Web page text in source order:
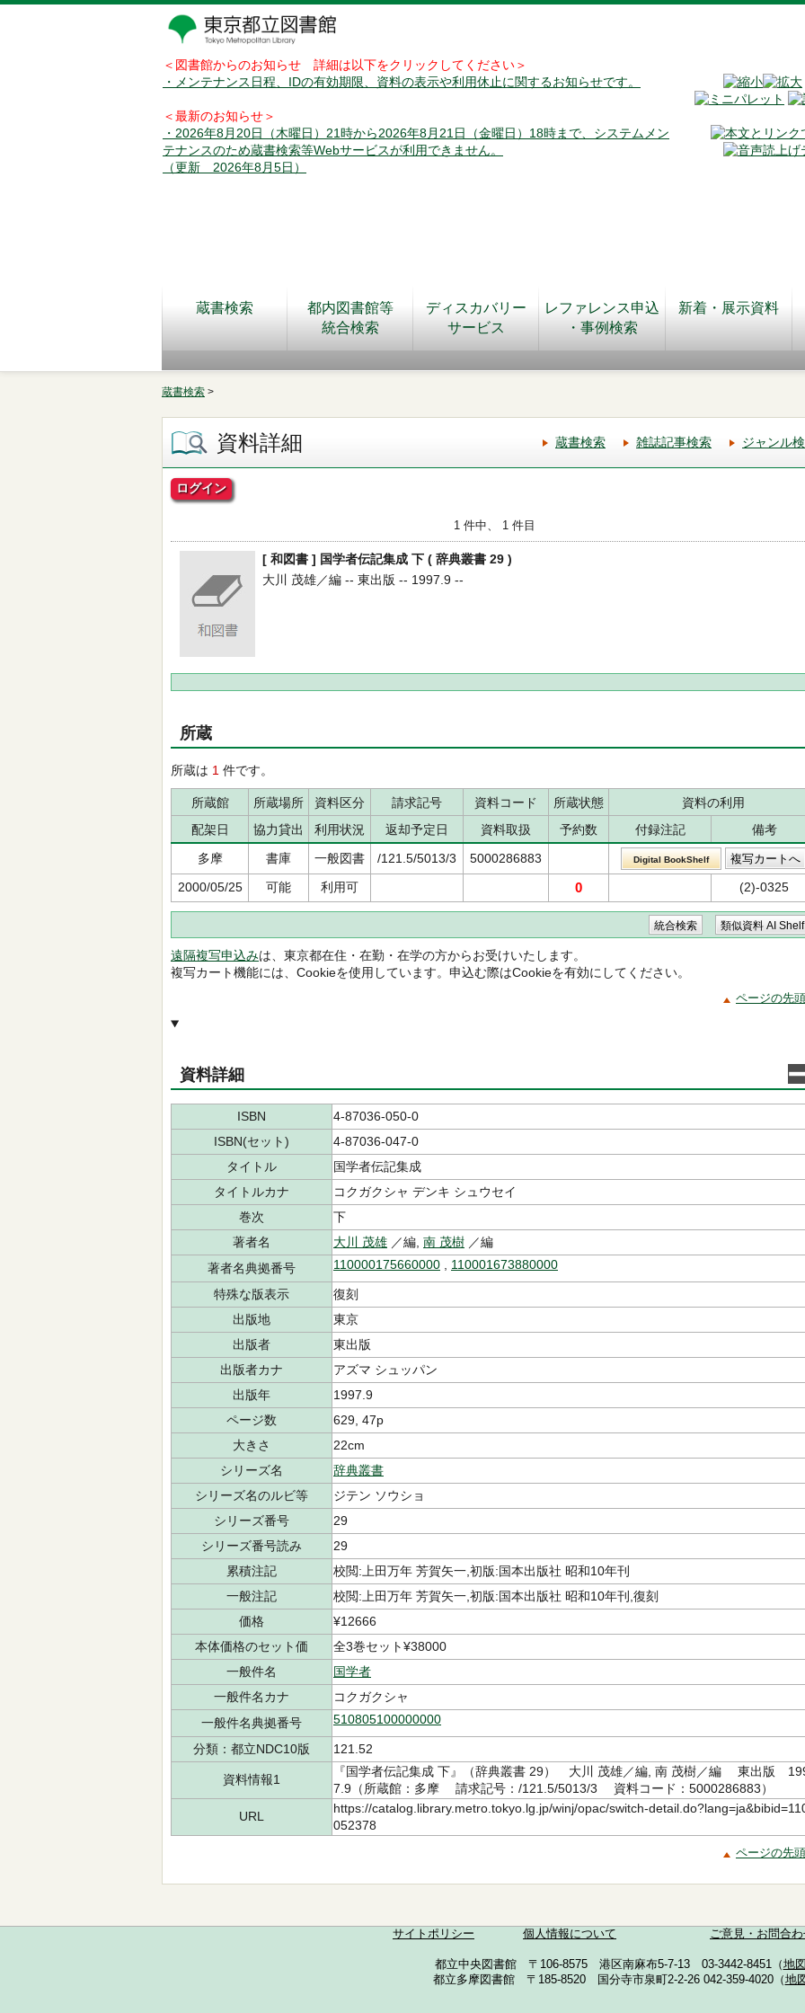
＜図書館からのお知らせ 詳細は以下をクリックしてください＞
・メンテナンス日程、IDの有効期限、資料の表示や利用休止に関するお知らせです。
＜最新のお知らせ＞
・2026年8月20日（木曜日）21時から2026年8月21日（金曜日）18時まで、システムメン
テナンスのため蔵書検索等Webサービスが利用できません。
（更新 2026年8月5日）
蔵書検索
都内図書館等
統合検索
ディスカバリー
サービス
レファレンス申込
・事例検索
新着・展示資料
蔵書検索 >
資料詳細 蔵書検索 雑誌記事検索 ジャンル
ログイン
1 件中、 1 件目
[ 和図書 ] 国学者伝記集成 下 ( 辞典叢書 29 )
大川 茂雄／編 -- 東出版 -- 1997.9 --
所蔵
所蔵は 1 件です。
所蔵館 所蔵場所 資料区分 請求記号 資料コード 所蔵状態
資料の利用
配架日
協力貸出 利用状況 返却予定日 資料取扱 予約数 付録注記
備考
多摩
書庫 一般図書 /121.5/5013/3 5000286883 Digital BookShelf
2000/05/25 可能 利用可 0 (2)-0325
遠隔複写申込みは、東京都在住・在勤・在学の方からお受けいたします。
複写カート機能には、Cookieを使用しています。申込む際はCookieを有効にしてください。
ページの先
資料詳細
ISBN
4-87036-050-0
ISBN(セット)
4-87036-047-0
タイトル
国学者伝記集成
タイトルカナ
コクガクシャ デンキ シュウセイ
巻次
下
著者名
大川 茂雄 ／編, 南 茂樹 ／編
著者名典拠番号
110000175660000 110001673880000
特殊な版表示
復刻
出版地
東京
出版者
東出版
出版者カナ
アズマ シュッパン
出版年
1997.9
ページ数
629, 47p
大きさ
22cm
シリーズ名
辞典叢書
シリーズ名のルビ等
ジテン ソウショ
シリーズ番号
29
シリーズ番号読み
29
累積注記
校閲:上田万年 芳賀矢一,初版:国本出版社 昭和10年刊
一般注記
校閲:上田万年 芳賀矢一,初版:国本出版社 昭和10年刊,復刻
価格
¥12666
本体価格のセット価
全3巻セット¥38000
一般件名
国学者
一般件名カナ
コクガクシャ
一般件名典拠番号
510805100000000
分類：都立NDC10版 121.52
資料情報1
『国学者伝記集成 下』（辞典叢書 29） 大川 茂雄／編, 南 茂樹／編 東出版
7.9（所蔵館：多摩 請求記号：/121.5/5013/3 資料コード：5000286883）
URL
https://catalog.library.metro.tokyo.lg.jp/winj/opac/switch-
052378
ページの先
サイトポリシー 個人情報について ご意見・お問合
都立中央図書館 〒106-8575 港区南麻布5-7-13 03-3442-8451（地
都立多摩図書館 〒185-8520 国分寺市泉町2-2-26 042-359-4020（地